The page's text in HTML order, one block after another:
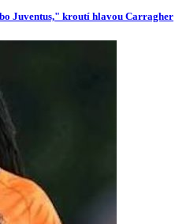
Juventus," kroutí hlavou Carragher